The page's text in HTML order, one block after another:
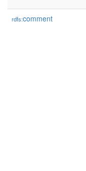
rdfs:comment